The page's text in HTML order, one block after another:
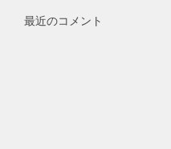
最近のコメント